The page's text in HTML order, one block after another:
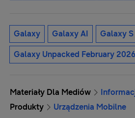
Galaxy Galaxy AI Galaxy S
Galaxy Unpacked February 2026
Materiały Dla Mediów
Produkty
Urządzenia Mobilne